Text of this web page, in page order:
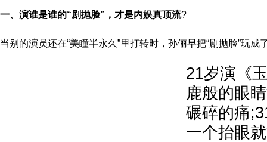
一、演谁是谁的“剧抛脸”，才是内娱真顶流?
当别的演员还在“美瞳半永久”里打转时，孙俪早把“剧抛脸”玩成
21岁演《
鹿般的眼
碾碎的痛
一个抬眼